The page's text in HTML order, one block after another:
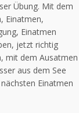
Übung. Mit dem
Einatmen,
Einatmen
jetzt richtig
mit dem Ausatmen
aus dem See
Einatmen